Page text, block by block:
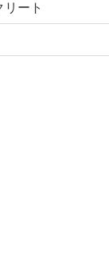
ート